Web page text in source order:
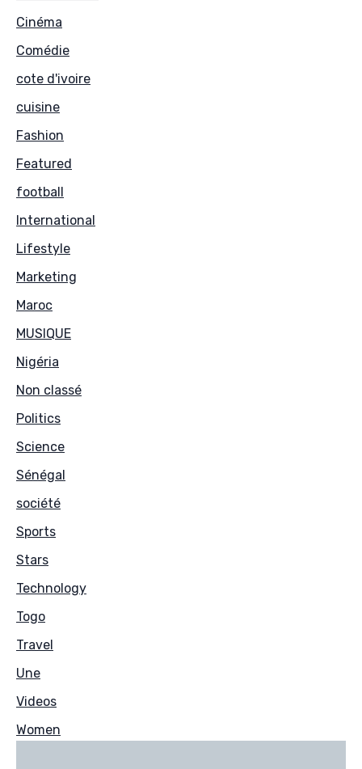
Cinéma
Comédie
cote d'ivoire
cuisine
Fashion
Featured
football
International
Lifestyle
Marketing
Maroc
MUSIQUE
Nigéria
Non classé
Politics
Science
Sénégal
société
Sports
Stars
Technology
Togo
Travel
Une
Videos
Women